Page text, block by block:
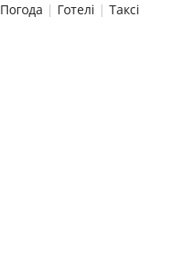
Погода | Готелі | Таксі